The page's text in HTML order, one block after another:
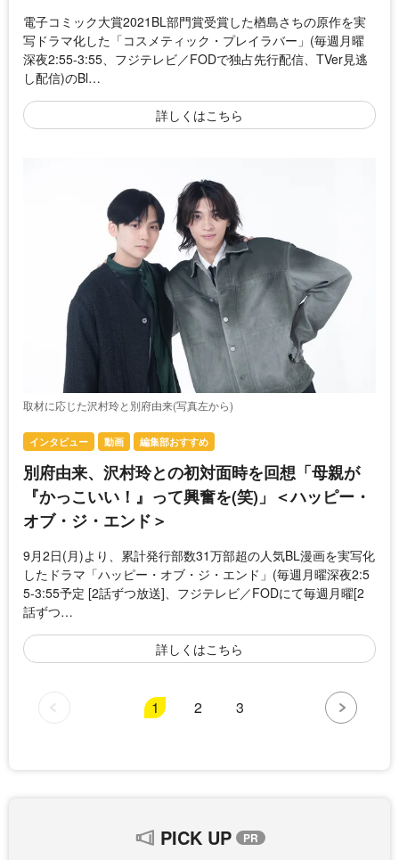
電子コミック大賞2021BL部門賞受賞した楢島さちの原作を実
写ドラマ化した「コスメティック・プレイラバー」(毎週月曜
深夜2:55-3:55、フジテレビ／FODで独占先行配信、TVer見逃
し配信)のBl…
詳しくはこちら
取材に応じた沢村玲と別府由来(写真左から)
インタビュー 動画 編集部おすすめ
別府由来、沢村玲との初対面時を回想「母親が
『かっこいい！』って興奮を(笑)」＜ハッピー・
オブ・ジ・エンド＞
9月2日(月)より、累計発行部数31万部超の人気BL漫画を実写化
したドラマ「ハッピー・オブ・ジ・エンド」(毎週月曜深夜2:5
5-3:55予定 [2話ずつ放送]、フジテレビ／FODにて毎週月曜[2
話ずつ…
詳しくはこちら
1 2 3
PICK UP